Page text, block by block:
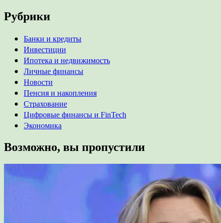
Рубрики
Банки и кредиты
Инвестиции
Ипотека и недвижимость
Личные финансы
Новости
Пенсия и накопления
Страхование
Цифровые финансы и FinTech
Экономика
Возможно, вы пропустили